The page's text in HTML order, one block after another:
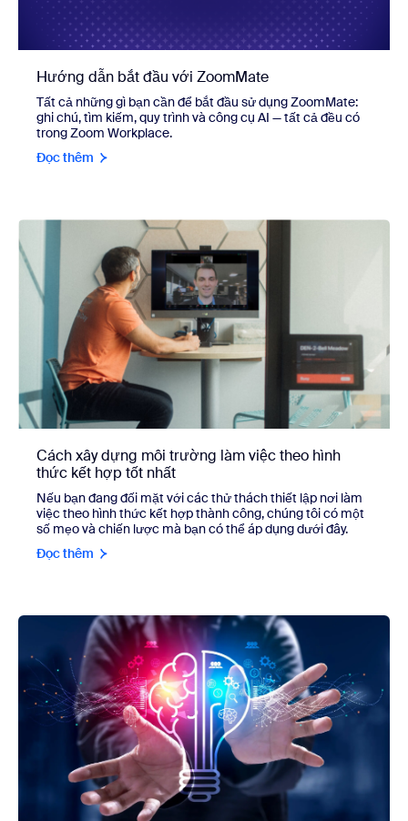
Hướng dẫn bắt đầu với ZoomMate
Tất cả những gì bạn cần để bắt đầu sử dụng ZoomMate:
ghi chú, tìm kiếm, quy trình và công cụ AI — tất cả đều có
trong Zoom Workplace.
Đọc thêm
Cách xây dựng môi trường làm việc theo hình
thức kết hợp tốt nhất
Nếu bạn đang đối mặt với các thử thách thiết lập nơi làm
việc theo hình thức kết hợp thành công, chúng tôi có một
số mẹo và chiến lược mà bạn có thể áp dụng dưới đây.
Đọc thêm